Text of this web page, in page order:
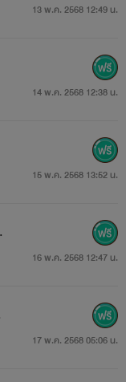
13 พ.ค. 2568 12:49 น.
14 พ.ค. 2568 12:38 น.
15 พ.ค. 2568 13:52 น.
16 พ.ค. 2568 12:47 น.
17 พ.ค. 2568 05:06 น.